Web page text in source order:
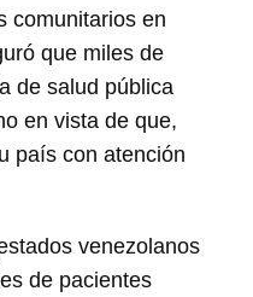
comunitarios en
que miles de
de salud pública
en vista de que,
país con atención
venezolanos
de pacientes